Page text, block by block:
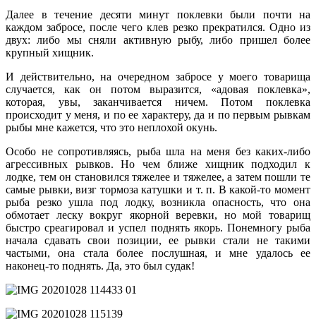
Далее в течение десяти минут поклевки были почти на
каждом забросе, после чего клев резко прекратился. Одно из
двух: либо мы сняли активную рыбу, либо пришел более
крупный хищник.
И действительно, на очередном забросе у моего товарища
случается, как он потом выразится, «адовая поклевка»,
которая, увы, заканчивается ничем. Потом поклевка
происходит у меня, и по ее характеру, да и по первым рывкам
рыбы мне кажется, что это неплохой окунь.
Особо не сопротивляясь, рыба шла на меня без каких-либо
агрессивных рывков. Но чем ближе хищник подходил к
лодке, тем он становился тяжелее и тяжелее, а затем пошли те
самые рывки, визг тормоза катушки и т. п. В какой-то момент
рыба резко ушла под лодку, возникла опасность, что она
обмотает леску вокруг якорной веревки, но мой товарищ
быстро среагировал и успел поднять якорь. Понемногу рыба
начала сдавать свои позиции, ее рывки стали не такими
частыми, она стала более послушная, и мне удалось ее
наконец-то поднять. Да, это был судак!